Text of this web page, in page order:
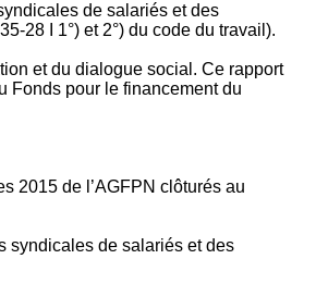
de salariés et des
I 1°) et 2°) du code du travail).
et du dialogue social. Ce rapport
Fonds pour le financement du
2015 de l’AGFPN clôturés au
syndicales de salariés et des